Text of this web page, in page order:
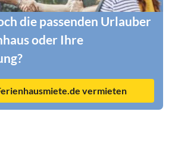
die passenden Urlauber
oder Ihre
vermieten